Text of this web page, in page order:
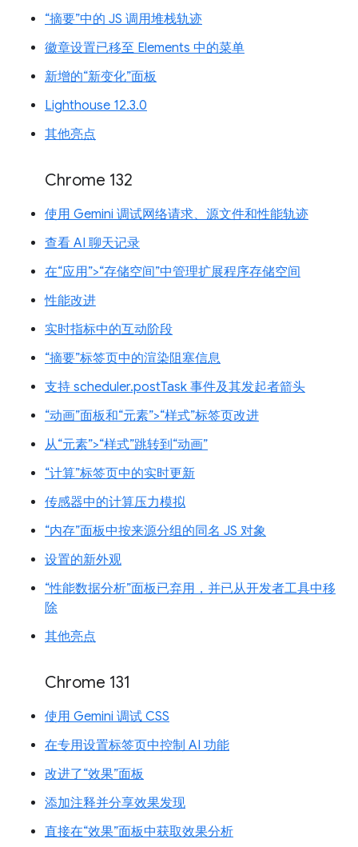
“摘要”中的 JS 调用堆栈轨迹
徽章设置已移至 Elements 中的菜单
新增的“新变化”面板
Lighthouse 12.3.0
其他亮点
Chrome 132
使用 Gemini 调试网络请求、源文件和性能轨迹
查看 AI 聊天记录
在“应用”>“存储空间”中管理扩展程序存储空间
性能改进
实时指标中的互动阶段
“摘要”标签页中的渲染阻塞信息
支持 scheduler.postTask 事件及其发起者箭头
“动画”面板和“元素”>“样式”标签页改进
从“元素”>“样式”跳转到“动画”
“计算”标签页中的实时更新
传感器中的计算压力模拟
“内存”面板中按来源分组的同名 JS 对象
设置的新外观
“性能数据分析”面板已弃用，并已从开发者工具中移
除
其他亮点
Chrome 131
使用 Gemini 调试 CSS
在专用设置标签页中控制 AI 功能
改进了“效果”面板
添加注释并分享效果发现
直接在“效果”面板中获取效果分析